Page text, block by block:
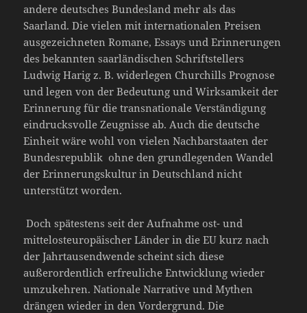
andere deutsches Bundesland mehr als das
Saarland. Die vielen mit internationalen Preisen
ausgezeichneten Romane, Essays und Erinnerungen
des bekannten saarländischen Schriftstellers
Ludwig Harig z. B. widerlegen Churchills Prognose
und legen von der Bedeutung und Wirksamkeit der
Erinnerung für die transnationale Verständigung
eindrucksvolle Zeugnisse ab. Auch die deutsche
Einheit wäre wohl von vielen Nachbarstaaten der
Bundesrepublik ohne den grundlegenden Wandel
der Erinnerungskultur in Deutschland nicht
unterstützt worden.
Doch spätestens seit der Aufnahme ost- und
mittelosteuropäischer Länder in die EU kurz nach
der Jahrtausendwende scheint sich diese
außerordentlich erfreuliche Entwicklung wieder
umzukehren. Nationale Narrative und Mythen
drängen wieder in den Vordergrund. Die